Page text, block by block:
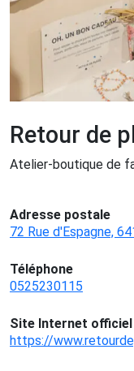
Retour de
Atelier-boutique de
Adresse postale
72 Rue d'Espagne,
Téléphone
0525230115
Site Internet officiel
https://